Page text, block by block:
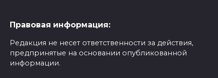
Правовая информация:
Редакция не несет ответственности за действия,
предпринятые на основании опубликованной
информации.